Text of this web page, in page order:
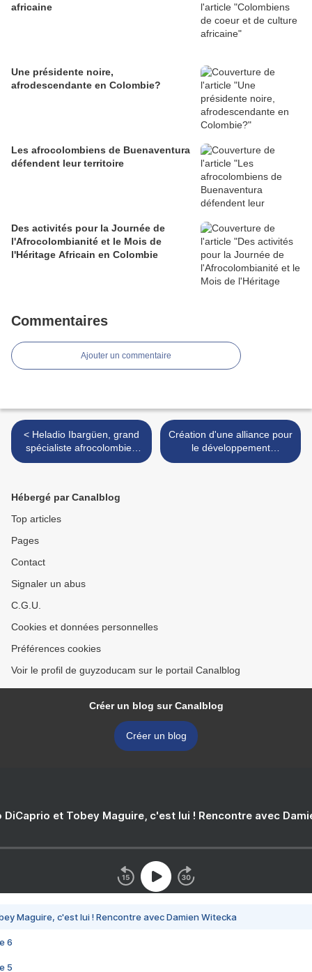
africaine
Une présidente noire,
afrodescendante en Colombie?
Les afrocolombiens de Buenaventura
défendent leur territoire
Des activités pour la Journée de
l'Afrocolombianité et le Mois de
l'Héritage Africain en Colombie
Commentaires
Ajouter un commentaire
< Heladio Ibargüen, grand
spécialiste afrocolombien
de la génétique du cancer
Création d'une alliance pour
le développement
économique des
Hébergé par Canalblog
Top articles
Pages
Contact
Signaler un abus
C.G.U.
Cookies et données personnelles
Préférences cookies
Voir le profil de guyzoducam sur le portail Canalblog
Créer un blog sur Canalblog
Créer un blog
DiCaprio et Tobey Maguire, c'est lui ! Rencontre avec
Maguire, c'est lui ! Rencontre avec Damien Witecka
6
5